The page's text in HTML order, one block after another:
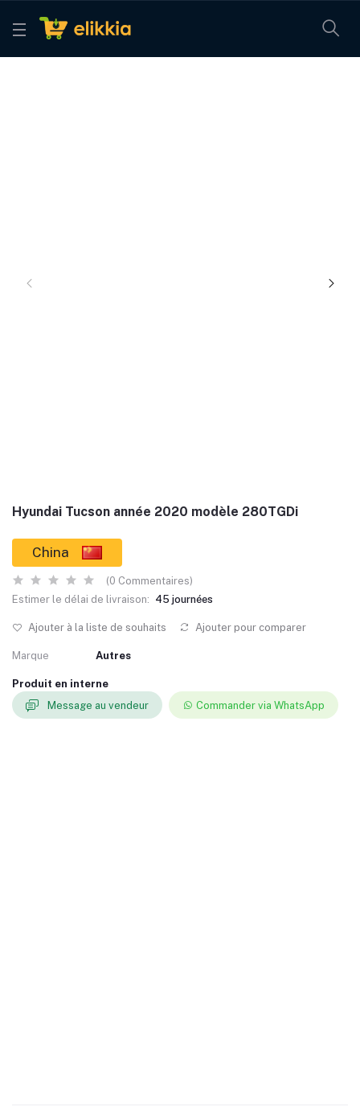
Hyundai Tucson année 2020 modèle 280TGDi
China
(0 Commentaires)
Estimer le délai de livraison: 45 journées
Ajouter à la liste de souhaits Ajouter pour comparer
Marque Autres
Produit en interne
Message au vendeur
Commander via WhatsApp